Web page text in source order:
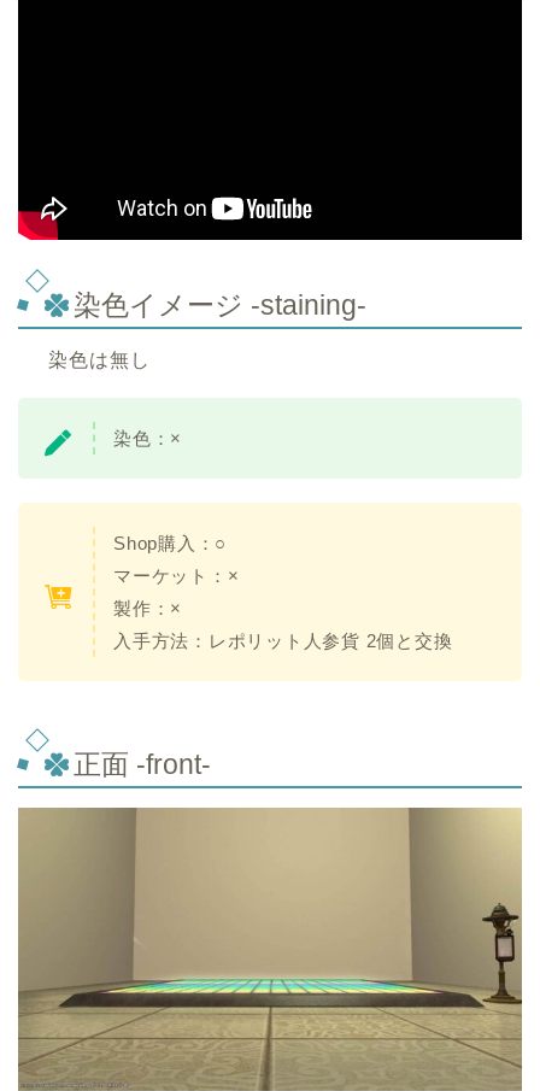
染色イメージ -staining-
染色は無し
染色：×
Shop購入：○
マーケット：×
製作：×
入手方法：レポリット人参貨 2個と交換
正面 -front-